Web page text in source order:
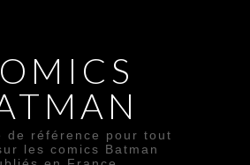
de référence pour tout
les comics Batman